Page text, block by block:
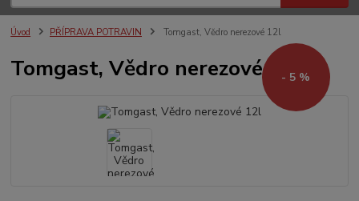
Úvod PŘÍPRAVA POTRAVIN Tomgast, Vědro nerezové 12l
Tomgast, Vědro nerezové 12l
- 5 %